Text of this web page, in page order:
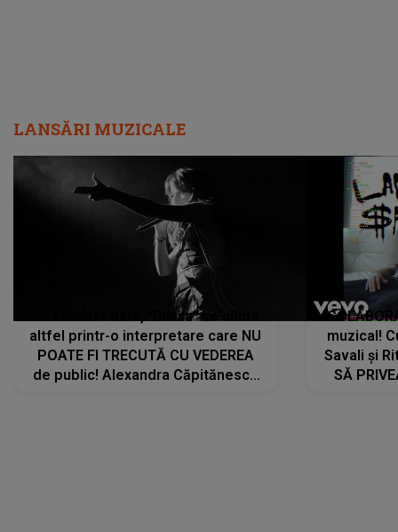
LANSĂRI MUZICALE
De această dată, "Dilaila" se simte
altfel printr-o interpretare care NU
POATE FI TRECUTĂ CU VEDEREA
de public! Alexandra Căpitănescu
muzical!
Savali și
SĂ